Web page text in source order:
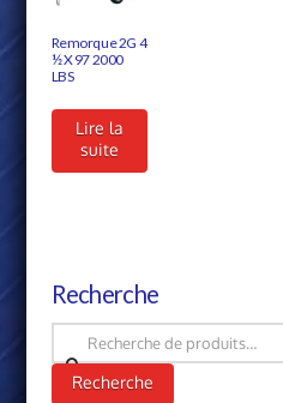
Remorque 2G 4
½ X 97 2000
LBS
Lire la
suite
Recherche
Recherche
pour :
Recherche